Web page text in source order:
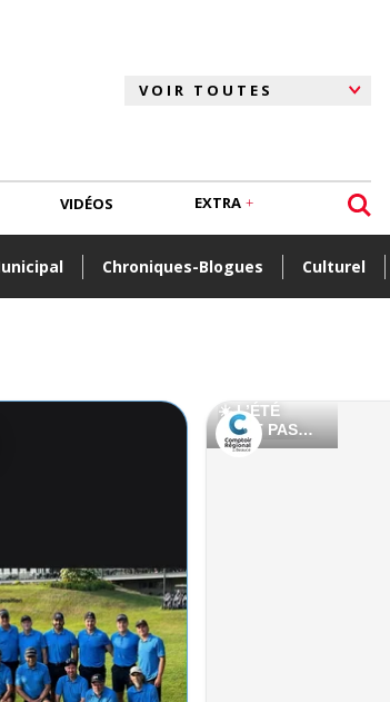
Chroniques-Blogues Culturel
VIDÉOS EXTRA